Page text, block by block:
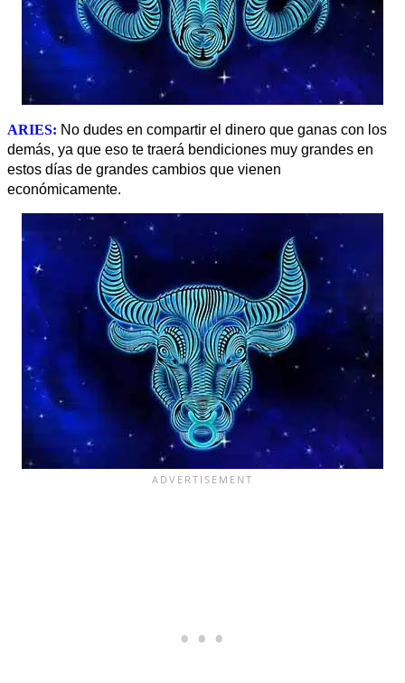
ARIES: No dudes en compartir el dinero que ganas con los
demás, ya que eso te traerá bendiciones muy grandes en
estos días de grandes cambios que vienen
económicamente.